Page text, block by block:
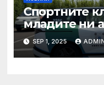
Спортните
младите ни
техните
нужда от
и ние ще им
SEP 1, 2025